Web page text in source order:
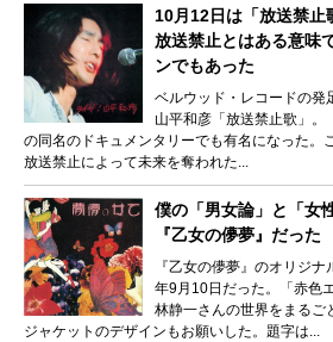
10月12日は「放送禁止
放送禁止とはある意味
ンでもあった
ベルウッド・レコードの発
山平和彦「放送禁止歌」。
の同名のドキュメンタリーでも有名になった。
放送禁止によって未来を奪われた...
僕の「男女論」と「女
『乙女の儚夢』だった
『乙女の儚夢』のオリジ
年9月10日だった。「赤色
林静一さんの世界をまるご
ジャケットのデザインもお願いした。題字は...